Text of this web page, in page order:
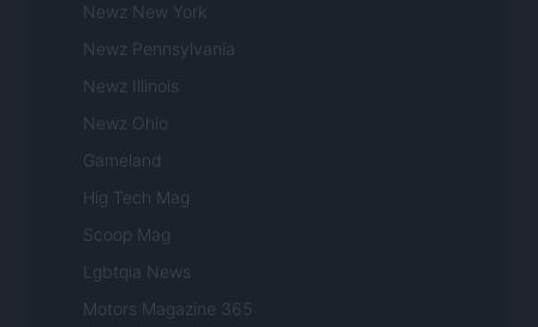
Newz New York
Newz Pennsylvania
Newz Illinois
Newz Ohio
Gameland
Hig Tech Mag
Scoop Mag
Lgbtqia News
Motors Magazine 365